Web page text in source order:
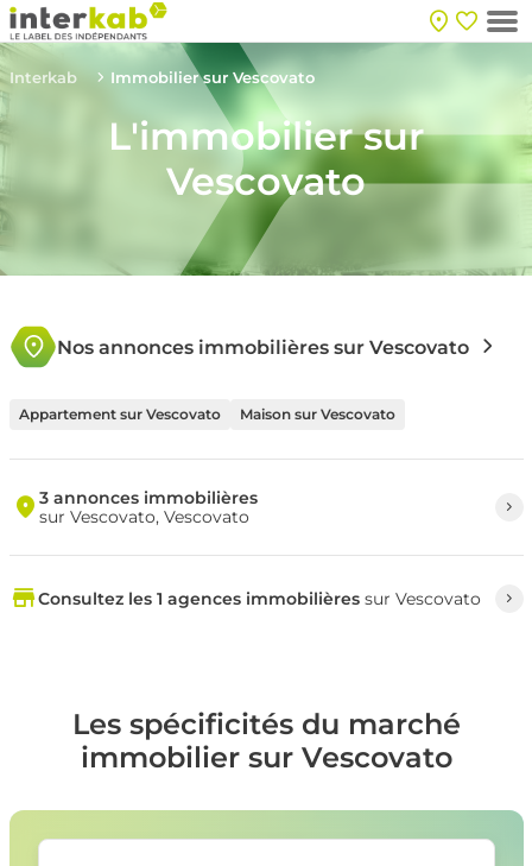
Interkab Immobilier sur Vescovato
L'immobilier sur
Vescovato
Nos annonces immobilières sur Vescovato
Appartement sur Vescovato Maison sur Vescovato
3 annonces immobilières
sur Vescovato, Vescovato
Consultez les 1 agences immobilièressur Vescovato
Les spécificités du marché
immobilier sur Vescovato